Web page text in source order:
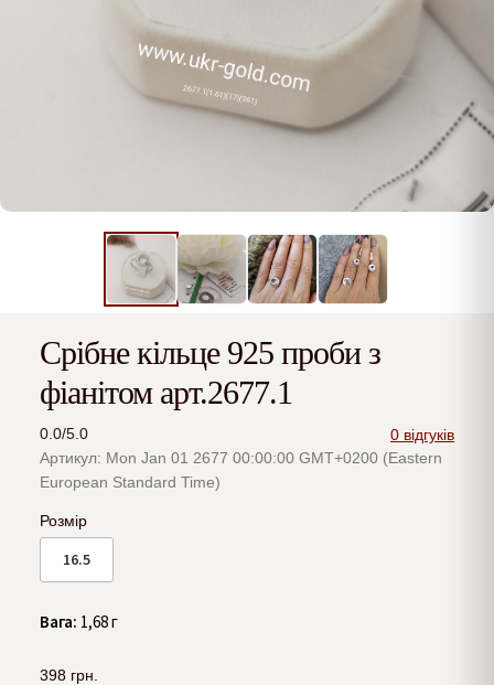
Срібне кільце 925 проби з
фіанітом арт.2677.1
0.0/5.0
0 відгуків
Артикул: Mon Jan 01 2677 00:00:00 GMT+0200 (Eastern
European Standard Time)
Розмір
16.5
Вага: 1,68 г
398 грн.